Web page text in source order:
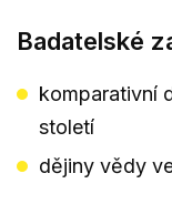
Badatelské
komparativní
století
dějiny vědy